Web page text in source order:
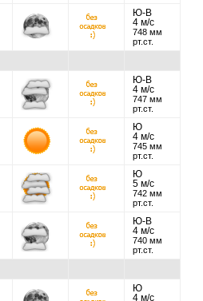
Ю-В
4 м/с
748 мм
рт.ст.
Ю-В
4 м/с
747 мм
рт.ст.
Ю
4 м/с
745 мм
рт.ст.
Ю
5 м/с
742 мм
рт.ст.
Ю-В
4 м/с
740 мм
рт.ст.
Ю
4 м/с